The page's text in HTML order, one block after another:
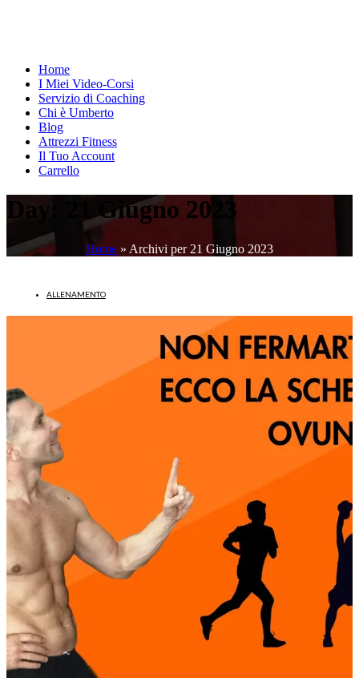
Home
I Miei Video-Corsi
Servizio di Coaching
Chi è Umberto
Blog
Attrezzi Fitness
Il Tuo Account
Carrello
Day: 21 Giugno 2023
Home » Archivi per 21 Giugno 2023
ALLENAMENTO